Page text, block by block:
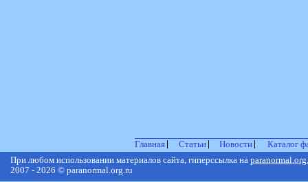
Главная Статьи Новости
Каталог
При любом использовании материалов сайта, гиперссылка на
2007 - 2026 © paranormal.org.ru